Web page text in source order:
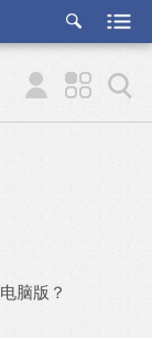
etu
p
脑版？